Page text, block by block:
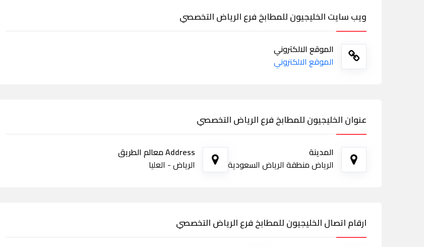
ويب سايت الخليجيون للمطابخ فرع الرياض التخصصي
الموقع الالكتروني
الموقع الالكتروني
عنوان الخليجيون للمطابخ فرع الرياض التخصصي
المدينة
الرياض منطقة الرياض السعودية
Address معالم الطريق
الرياض - العليا
ارقام اتصال الخليجيون للمطابخ فرع الرياض التخصصي